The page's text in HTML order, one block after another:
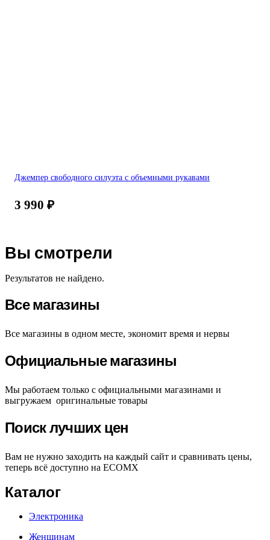
Джемпер свободного силуэта с объемными рукавами
3 990 ₽
Вы смотрели
Результатов не найдено.
Все магазины
Все магазины в одном месте, экономит время и нервы
Официальные магазины
Мы работаем только с официальными магазинами и
выгружаем оригинальные товары
Поиск лучших цен
Вам не нужно заходить на каждый сайт и сравнивать цены,
теперь всё доступно на ECOMX
Каталог
Электроника
Женщинам